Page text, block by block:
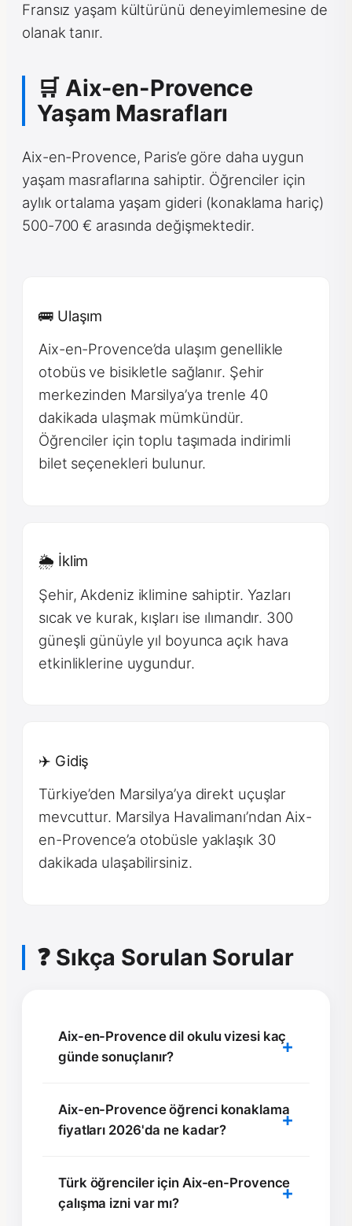
Fransız yaşam kültürünü deneyimlemesine de
olanak tanır.
🛒 Aix-en-Provence
Yaşam Masrafları
Aix-en-Provence, Paris’e göre daha uygun
yaşam masraflarına sahiptir. Öğrenciler için
aylık ortalama yaşam gideri (konaklama hariç)
500-700 € arasında değişmektedir.
🚌 Ulaşım
Aix-en-Provence’da ulaşım genellikle
otobüs ve bisikletle sağlanır. Şehir
merkezinden Marsilya’ya trenle 40
dakikada ulaşmak mümkündür.
Öğrenciler için toplu taşımada indirimli
bilet seçenekleri bulunur.
🌦 İklim
Şehir, Akdeniz iklimine sahiptir. Yazları
sıcak ve kurak, kışları ise ılımandır. 300
güneşli günüyle yıl boyunca açık hava
etkinliklerine uygundur.
✈️ Gidiş
Türkiye’den Marsilya’ya direkt uçuşlar
mevcuttur. Marsilya Havalimanı’ndan Aix-
en-Provence’a otobüsle yaklaşık 30
dakikada ulaşabilirsiniz.
❓ Sıkça Sorulan Sorular
Aix-en-Provence dil okulu vizesi kaç
günde sonuçlanır?
Aix-en-Provence öğrenci konaklama
fiyatları 2026'da ne kadar?
Türk öğrenciler için Aix-en-Provence
çalışma izni var mı?